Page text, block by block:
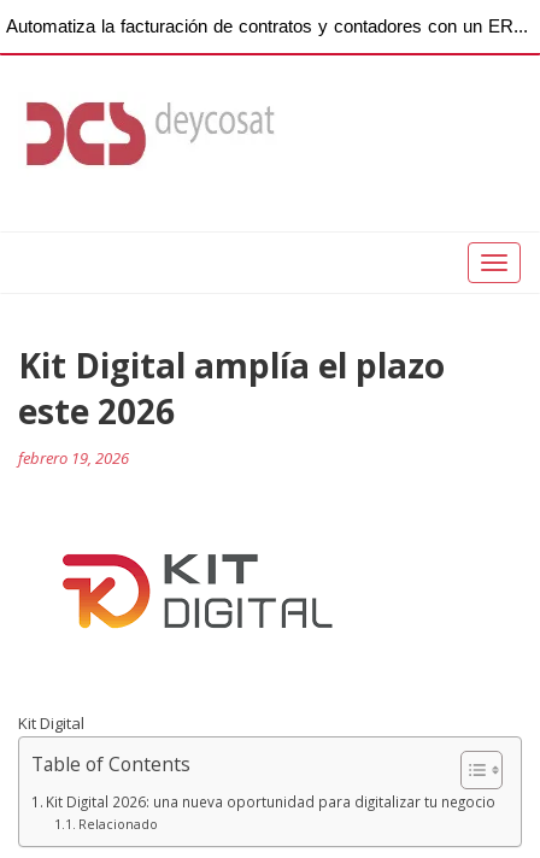
Automatiza la facturación de contratos y contadores con un ERP para empresas de copiadoras
Toggle
Kit Digital amplía el plazo
este 2026
febrero 19, 2026
Kit Digital
Table of Contents
Kit Digital 2026: una nueva oportunidad para digitalizar tu negocio
Relacionado
Navegación
de
entradas